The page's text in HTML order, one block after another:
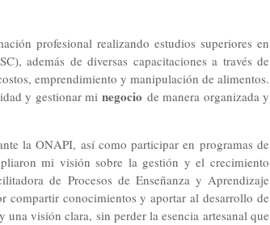
profesional realizando estudios superiores en
además de diversas capacitaciones a través de
emprendimiento y manipulación de alimentos.
y gestionar minegocio de manera organizada y
la ONAPI, así como participar en programas de
mi visión sobre la gestión y el crecimiento
de Procesos de Enseñanza y Aprendizaje
compartir conocimientos y aportar al desarrollo de
una visión clara, sin perder la esencia artesanal que